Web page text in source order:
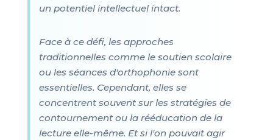
un potentiel intellectuel intact.
Face à ce défi, les approches
traditionnelles comme le soutien scolaire
ou les séances d'orthophonie sont
essentielles. Cependant, elles se
concentrent souvent sur les stratégies de
contournement ou la rééducation de la
lecture elle-même. Et si l'on pouvait agir